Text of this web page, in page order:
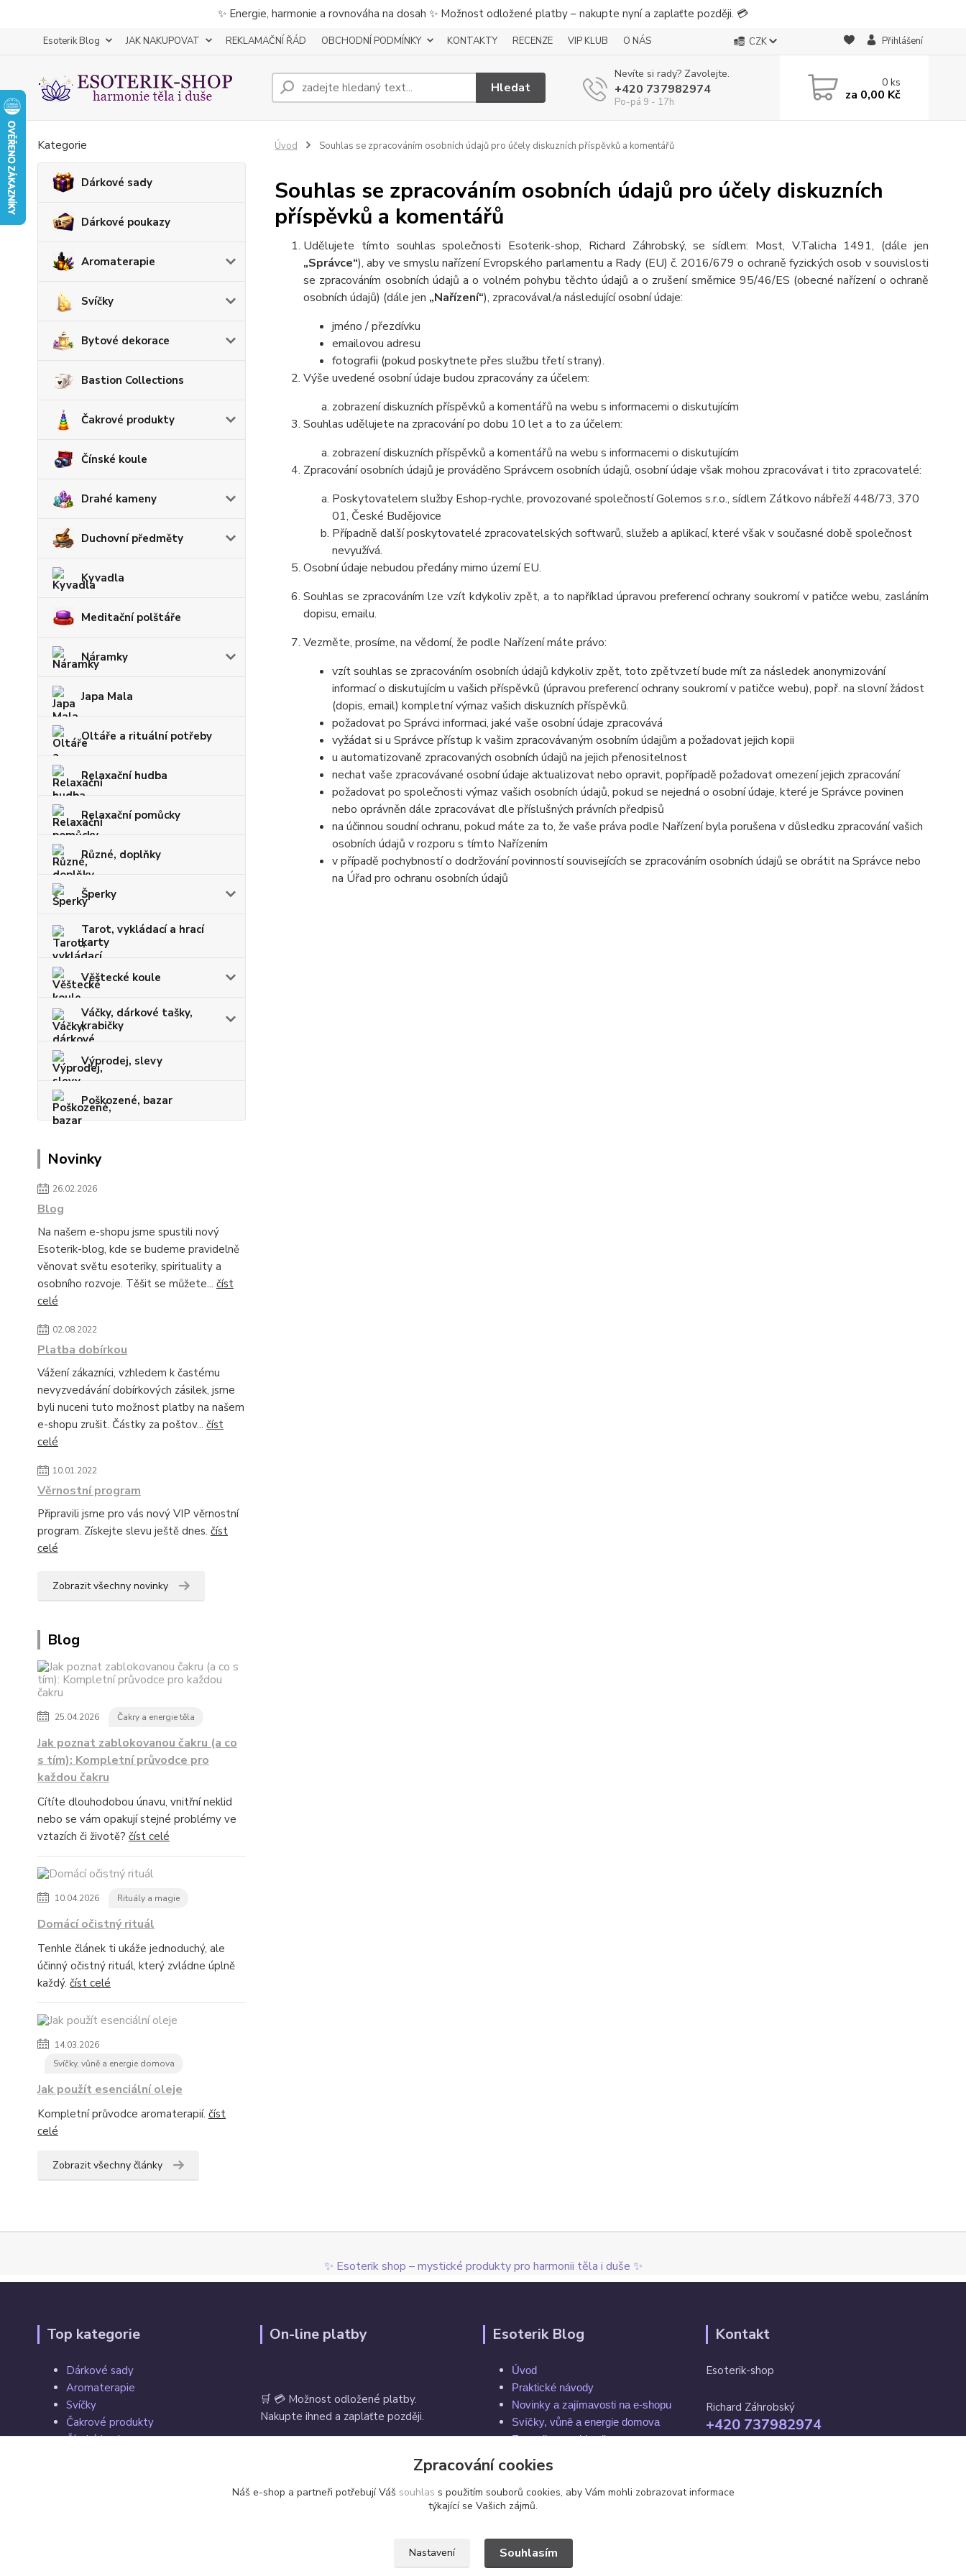
✨ Energie, harmonie a rovnováha na dosah ✨ Možnost odložené platby – nakupte nyní a zaplaťte později. 💳
Esoterik Blog JAK NAKUPOVAT REKLAMAČNÍ ŘÁD OBCHODNÍ PODMÍNKY KONTAKTY RECENZE VIP KLUB O NÁS CZK Přihlášení
Hledat
Nevíte si rady? Zavolejte.
+420 737982974
Po-pá 9 - 17h
0ks
za 0,00 Kč
Kategorie
Dárkové sady
Dárkové poukazy
Aromaterapie
Svíčky
Bytové dekorace
Bastion Collections
Čakrové produkty
Čínské koule
Drahé kameny
Duchovní předměty
Kyvadla
Meditační polštáře
Náramky
Japa Mala
Oltáře a rituální potřeby
Relaxační hudba
Relaxační pomůcky
Různé, doplňky
Šperky
Tarot, vykládací a hrací
karty
Věštecké koule
Váčky, dárkové tašky,
krabičky
Výprodej, slevy
Poškozené, bazar
Novinky
26.02.2026
Blog
Na našem e-shopu jsme spustili nový
Esoterik-blog, kde se budeme pravidelně
věnovat světu esoteriky, spirituality a
osobního rozvoje. Těšit se můžete... číst
celé
02.08.2022
Platba dobírkou
Vážení zákazníci, vzhledem k častému
nevyzvedávání dobírkových zásilek, jsme
byli nuceni tuto možnost platby na našem
e-shopu zrušit. Částky za poštov... číst
celé
10.01.2022
Věrnostní program
Připravili jsme pro vás nový VIP věrnostní
program. Získejte slevu ještě dnes. číst
celé
Zobrazit všechny novinky
Blog
25.04.2026 Čakry a energie těla
Jak poznat zablokovanou čakru (a co
s tím): Kompletní průvodce pro
každou čakru
Cítíte dlouhodobou únavu, vnitřní neklid
nebo se vám opakují stejné problémy ve
vztazích či životě? číst celé
10.04.2026 Rituály a magie
Domácí očistný rituál
Tenhle článek ti ukáže jednoduchý, ale
účinný očistný rituál, který zvládne úplně
každý. číst celé
14.03.2026
Svíčky, vůně a energie domova
Jak použít esenciální oleje
Kompletní průvodce aromaterapií. číst
celé
Zobrazit všechny články
Úvod Souhlas se zpracováním osobních údajů pro účely diskuzních příspěvků a komentářů
Souhlas se zpracováním osobních údajů pro účely diskuzních
příspěvků a komentářů
Udělujete tímto souhlas společnosti Esoterik-shop, Richard Záhrobský, se sídlem: Most, V.Talicha 1491, (dále jen
„Správce“), aby ve smyslu nařízení Evropského parlamentu a Rady (EU) č. 2016/679 o ochraně fyzických osob v souvislosti
se zpracováním osobních údajů a o volném pohybu těchto údajů a o zrušení směrnice 95/46/ES (obecné nařízení o ochraně
osobních údajů) (dále jen „Nařízení“), zpracovával/a následující osobní údaje:
jméno / přezdívku
emailovou adresu
fotografii (pokud poskytnete přes službu třetí strany).
Výše uvedené osobní údaje budou zpracovány za účelem:
zobrazení diskuzních příspěvků a komentářů na webu s informacemi o diskutujícím
Souhlas udělujete na zpracování po dobu 10 leta to za účelem:
zobrazení diskuzních příspěvků a komentářů na webu s informacemi o diskutujícím
Zpracování osobních údajů je prováděno Správcem osobních údajů, osobní údaje však mohou zpracovávat i tito zpracovatelé:
Poskytovatelem služby Eshop-rychle, provozované společností Golemos s.r.o., sídlem Zátkovo nábřeží 448/73, 370
01, České Budějovice
Případně další poskytovatelé zpracovatelských softwarů, služeb a aplikací, které však v současné době společnost
nevyužívá.
Osobní údaje nebudou předány mimo území EU.
Souhlas se zpracováním lze vzít kdykoliv zpět, a to například úpravou preferencí ochrany soukromí v patičce webu, zasláním
dopisu, emailu.
Vezměte, prosíme, na vědomí, že podle Nařízení máte právo:
vzít souhlas se zpracováním osobních údajů kdykoliv zpět, toto zpětvzetí bude mít za následekanonymizování
informací o diskutujícím u vašich příspěvků (úpravou preferencí ochrany soukromí v patičce webu), popř. na slovní žádost
(dopis, email) kompletní výmaz vašich diskuzních příspěvků.
požadovat po Správci informaci, jaké vaše osobní údaje zpracovává
vyžádat si u Správce přístup k vašim zpracovávaným osobním údajům a požadovat jejich kopii
u automatizovaně zpracovaných osobních údajů na jejich přenositelnost
nechat vaše zpracovávané osobní údaje aktualizovat nebo opravit, popřípadě požadovat omezení jejich zpracování
požadovat po společnosti výmaz vašich osobních údajů, pokud se nejedná o osobní údaje, které je Správce povinen
nebo oprávněn dále zpracovávat dle příslušných právních předpisů
na účinnou soudní ochranu, pokud máte za to, že vaše práva podle Nařízení byla porušena v důsledku zpracování vašich
osobních údajů v rozporu s tímto Nařízením
v případě pochybností o dodržování povinností souvisejících se zpracováním osobních údajů se obrátit na Správce nebo
na Úřad pro ochranu osobních údajů
✨ Esoterik shop – mystické produkty pro harmonii těla i duše ✨
Top kategorie
Dárkové sady
Aromaterapie
Svíčky
Čakrové produkty
Čínské koule
On-line platby
🛒 💳 Možnost odložené platby.
Nakupte ihned a zaplaťte později.
Esoterik Blog
Úvod
Praktické návody
Novinky a zajímavosti na e-shopu
Svíčky, vůně a energie domova
Esoterika a spiritualita
Rytuály a magie
Čakry a energie těla
Kontakt
Esoterik-shop
Richard Záhrobský
+420 737982974
Zpracování cookies
Náš e-shop a partneři potřebují Váš souhlas s použitím souborů cookies, aby Vám mohli zobrazovat informace
týkající se Vašich zájmů.
Nastavení Souhlasím